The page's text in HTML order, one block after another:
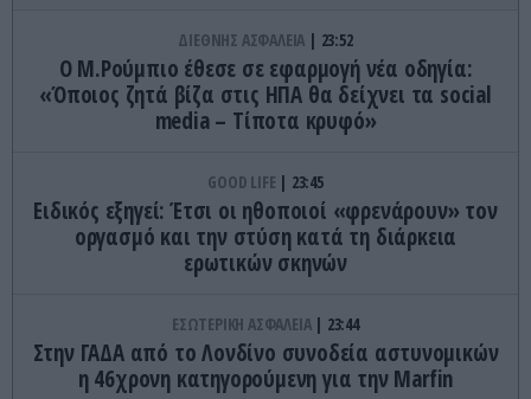
ΔΙΕΘΝΗΣ ΑΣΦΑΛΕΙΑ 23:52
Ο Μ.Ρούμπιο έθεσε σε εφαρμογή νέα οδηγία:
«Όποιος ζητά βίζα στις ΗΠΑ θα δείχνει τα social
media – Τίποτα κρυφό»
GOOD LIFE 23:45
Ειδικός εξηγεί: Έτσι οι ηθοποιοί «φρενάρουν» τον
οργασμό και την στύση κατά τη διάρκεια
ερωτικών σκηνών
ΕΣΩΤΕΡΙΚΗ ΑΣΦΑΛΕΙΑ 23:44
Στην ΓΑΔΑ από το Λονδίνο συνοδεία αστυνομικών
η 46χρονη κατηγορούμενη για την Marfin